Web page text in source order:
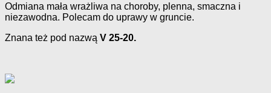
Odmiana mała wrażliwa na choroby, plenna, smaczna i
niezawodna. Polecam do uprawy w gruncie.
Znana też pod nazwą V 25-20.